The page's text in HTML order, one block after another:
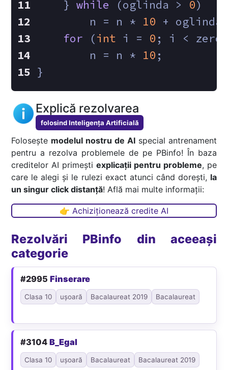
    }
while (oglinda > 0)
        n = n *
10 + oglinda
for (int i = 0 ; i <
        n = n *
10 ;
}
Explică rezolvarea
folosind Inteligența Artificială
Folosește modelul nostru de AIspecial antrenament
pentru a rezolva problemele de pe PBinfo! În baza
creditelor AI primești explicații pentru probleme, pe
care le alegi și le rulezi exact atunci când dorești, la
un singur click distanță! Află mai multe informații:
👉 Achiziționează credite AI
Rezolvări PBinfo din aceeași
categorie
#2995Finserare
Clasa 10 ușoară Bacalaureat 2019 Bacalaureat
#3104B_Egal
Clasa 10 ușoară Bacalaureat Bacalaureat 2019